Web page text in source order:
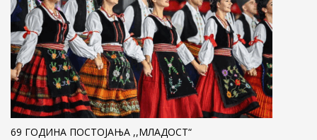
69 ГОДИНА ПОСТОЈАЊА ,,МЛАДОСТ“